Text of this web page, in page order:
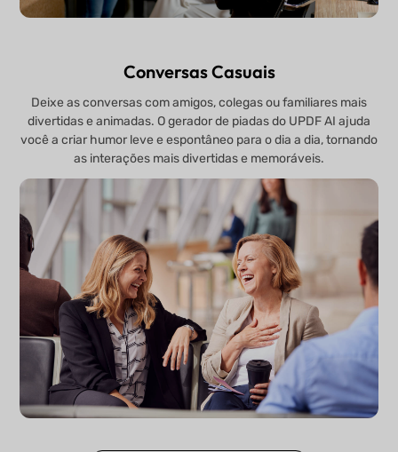
Conversas Casuais
Deixe as conversas com amigos, colegas ou familiares mais
divertidas e animadas. O gerador de piadas do UPDF AI ajuda
você a criar humor leve e espontâneo para o dia a dia, tornando
as interações mais divertidas e memoráveis.